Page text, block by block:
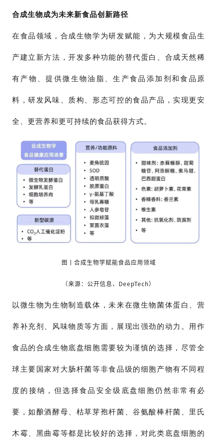
合成生物成为未来新食品创新路径
在食品领域，合成生物学为研发赋能，为大规模食品生
产建立新方法，开发多种功能的替代蛋白、合成天然稀
有产物、提供微生物油脂、生产食品添加剂和食品原
料，研发风味、质构、形态可控的食品产品，实现更安
全、更营养和更可持续的食品获得方式。
图丨合成生物学赋能食品应用领域
（来源：公开信息、DeepTech）
以微生物为生物制造载体，未来在微生物菌体蛋白、营
养补充剂、风味物质等方面，展现出强劲的动力。用作
食品的合成生物底盘细胞需要较为谨慎的选择，尽管全
球主要国家对大肠杆菌等非食品级的细胞产物有不同程
度的接纳，但选择食品安全级底盘细胞仍然非常有必
要，如酿酒酵母、枯草芽孢杆菌、谷氨酸棒杆菌、里氏
木霉、黑曲霉等都是比较好的选择，对此类底盘细胞的